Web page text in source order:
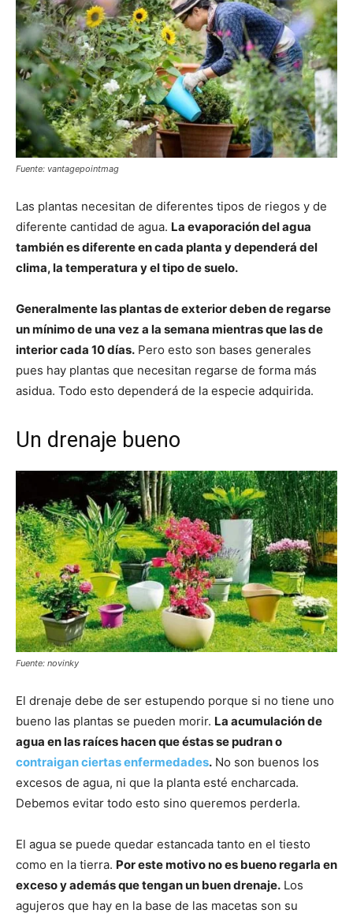
Fuente: vantagepointmag
Las plantas necesitan de diferentes tipos de riegos y de
diferente cantidad de agua. La evaporación del agua
también es diferente en cada planta y dependerá del
clima, la temperatura y el tipo de suelo.
Generalmente las plantas de exterior deben de regarse
un mínimo de una vez a la semana mientras que las de
interior cada 10 días. Pero esto son bases generales
pues hay plantas que necesitan regarse de forma más
asidua. Todo esto dependerá de la especie adquirida.
Un drenaje bueno
Fuente: novinky
El drenaje debe de ser estupendo porque si no tiene uno
bueno las plantas se pueden morir. La acumulación de
agua en las raíces hacen que éstas se pudran o
contraigan ciertas enfermedades. No son buenos los
excesos de agua, ni que la planta esté encharcada.
Debemos evitar todo esto sino queremos perderla.
El agua se puede quedar estancada tanto en el tiesto
como en la tierra. Por este motivo no es bueno regarla en
exceso y además que tengan un buen drenaje. Los
agujeros que hay en la base de las macetas son su